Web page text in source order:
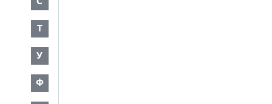
Т
У
Ф